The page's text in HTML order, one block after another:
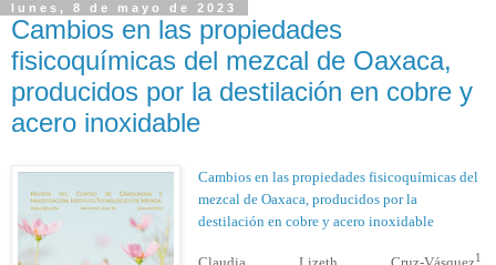
lunes, 8 de mayo de 2023
Cambios en las propiedades
fisicoquímicas del mezcal de Oaxaca,
producidos por la destilación en cobre y
acero inoxidable
Cambios en las propiedades fisicoquímicas del
mezcal de Oaxaca, producidos por la
destilación en cobre y acero inoxidable
1